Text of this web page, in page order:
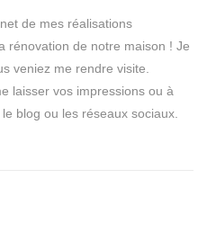
de mes réalisations
rénovation de notre maison ! Je
veniez me rendre visite.
laisser vos impressions ou à
blog ou les réseaux sociaux.